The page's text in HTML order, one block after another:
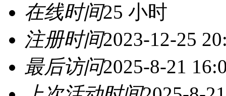
在线时间25 小时
注册时间2023-12-25
最后访问2025-8-21